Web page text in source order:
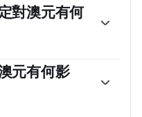
對澳元有何
響了整個經濟的利率
通過上調或下調利率來
要央行相比，相對較高
元有何影